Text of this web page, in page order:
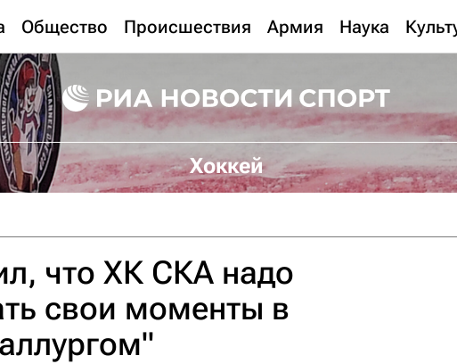
Общество Происшествия Армия Наука
Хоккей
что ХК СКА надо
свои моменты в